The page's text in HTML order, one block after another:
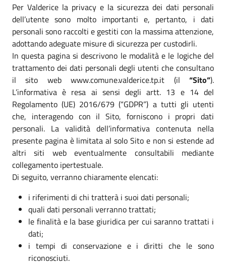
Per Valderice la privacy e la sicurezza dei dati personali
dell’utente sono molto importanti e, pertanto, i dati
personali sono raccolti e gestiti con la massima attenzione,
adottando adeguate misure di sicurezza per custodirli.
In questa pagina si descrivono le modalità e le logiche del
trattamento dei dati personali degli utenti che consultano
il sito web www.comune.valderice.tp.it (il “Sito”).
L’informativa è resa ai sensi degli artt. 13 e 14 del
Regolamento (UE) 2016/679 (“GDPR”) a tutti gli utenti
che, interagendo con il Sito, forniscono i propri dati
personali. La validità dell’informativa contenuta nella
presente pagina è limitata al solo Sito e non si estende ad
altri siti web eventualmente consultabili mediante
collegamento ipertestuale.
Di seguito, verranno chiaramente elencati:
i riferimenti di chi tratterà i suoi dati personali;
quali dati personali verranno trattati;
le finalità e la base giuridica per cui saranno trattati i
dati;
i tempi di conservazione e i diritti che le sono
riconosciuti.